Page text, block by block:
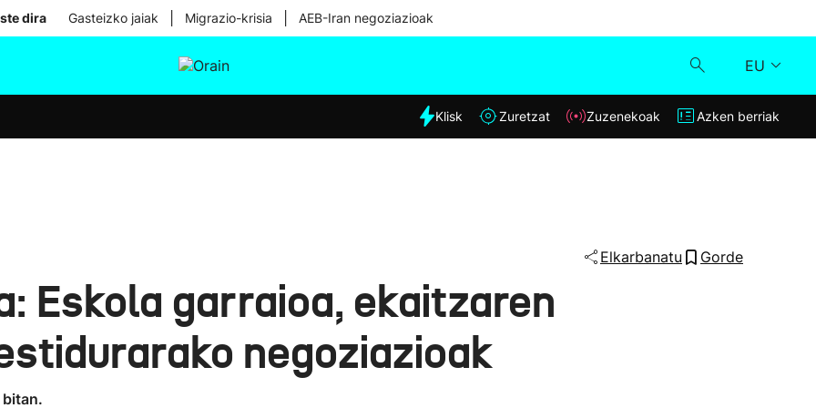
dira Gasteizko jaiak Migrazio-krisia AEB-Iran negoziazioak
EU
Eguraldia
Klisk
Klisk Zuretzat Zuzenekoak Azken berriak
Elkarbanatu Gorde
Eskola garraioa, ekaitzaren
negoziazioak